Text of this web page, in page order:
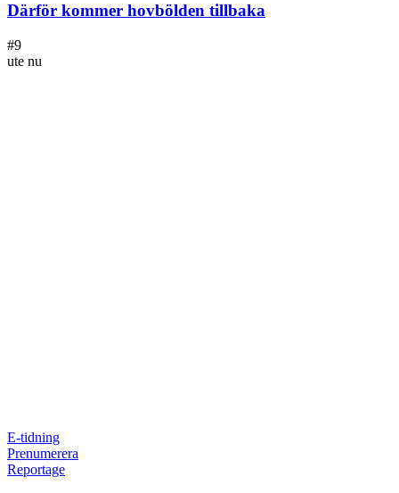
Därför kommer hovbölden tillbaka
#9
ute nu
E-tidning
Prenumerera
Reportage